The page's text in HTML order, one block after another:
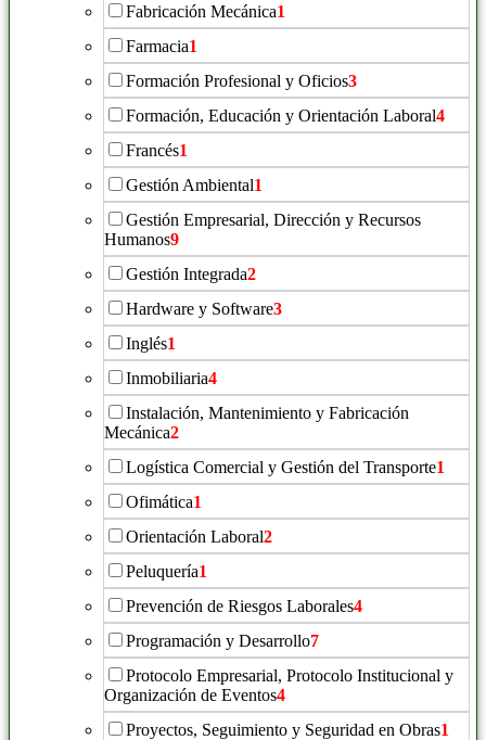
Fabricación Mecánica1
Farmacia1
Formación Profesional y Oficios3
Formación, Educación y Orientación Laboral4
Francés1
Gestión Ambiental1
Gestión Empresarial, Dirección y Recursos
Humanos9
Gestión Integrada2
Hardware y Software3
Inglés1
Inmobiliaria4
Instalación, Mantenimiento y Fabricación
Mecánica2
Logística Comercial y Gestión del Transporte1
Ofimática1
Orientación Laboral2
Peluquería1
Prevención de Riesgos Laborales4
Programación y Desarrollo7
Protocolo Empresarial, Protocolo Institucional y
Organización de Eventos4
Proyectos, Seguimiento y Seguridad en Obras1